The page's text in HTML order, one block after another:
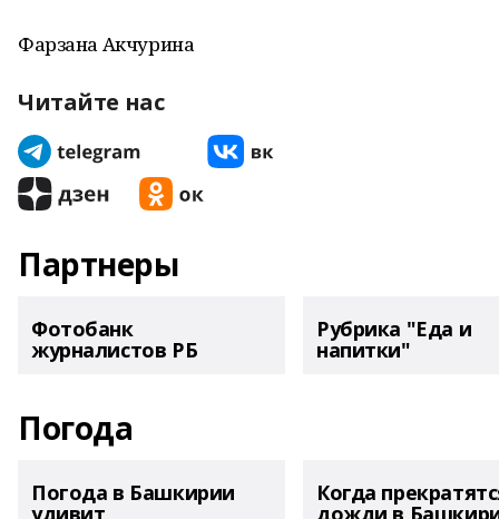
Фарзана Акчурина
Читайте нас
Партнеры
Фотобанк
журналистов РБ
Рубрика "Еда и
напитки"
Погода
Погода в Башкирии
удивит
Когда
дожди в